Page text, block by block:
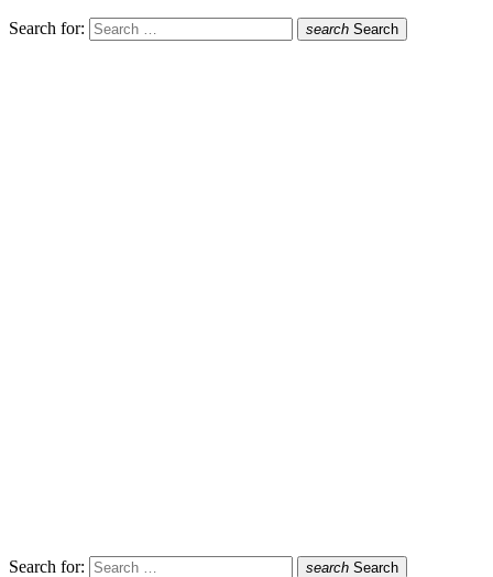
Search for: search Search
Search for: search Search